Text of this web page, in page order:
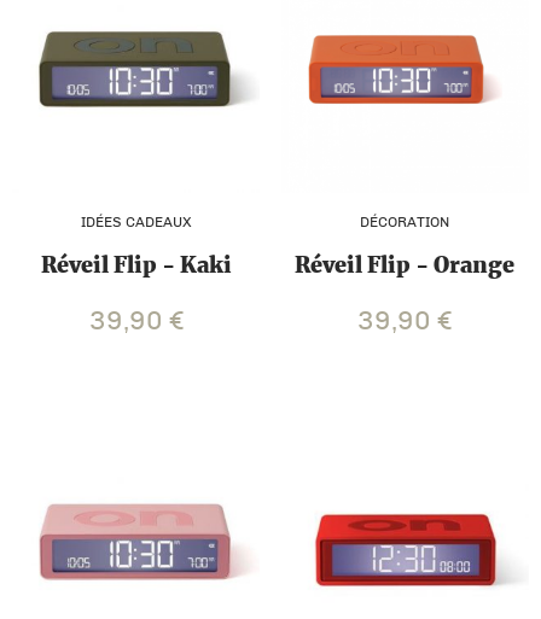
IDÉES CADEAUX
Réveil Flip - Kaki
39,90 €
DÉCORATION
Réveil Flip - Orange
39,90€